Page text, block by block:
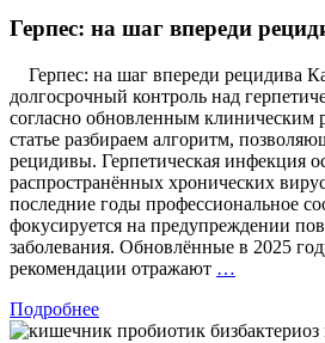
Герпес: на шаг впереди
Герпес: на шаг впереди рецидива
долгосрочный контроль над
согласно обновленным клиническим
статье разбираем алгоритм,
рецидивы. Герпетическая инфекция
распространённых хронических
последние годы профессиональное
фокусируется на предупреждении
заболевания. Обновлённые в 2025
рекомендации отражают …
впереди
Подробнее